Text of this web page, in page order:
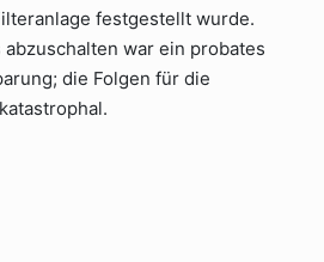
festgestellt wurde.
war ein probates
die Folgen für die